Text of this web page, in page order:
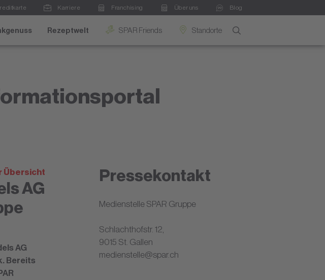
Karriere Franchising Über uns Blog
Rezeptwelt SPAR Friends Standorte
Übersicht
AG
AG
Bereits
Pressekontakt
Medienstelle SPAR Gruppe
Schlachthofstr. 12,
9015 St. Gallen
medienstelle@spar.ch